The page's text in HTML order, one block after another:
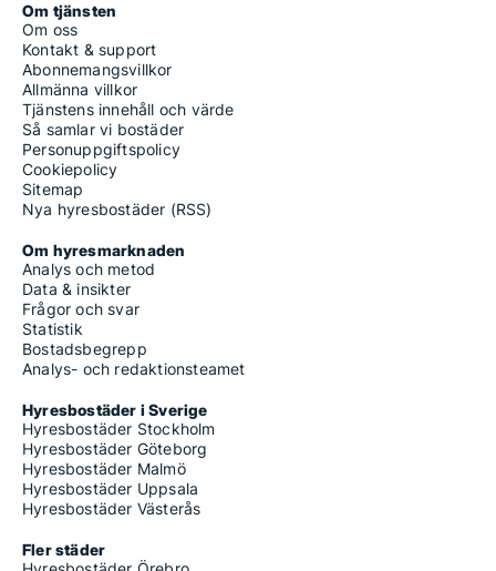
Om tjänsten
Om oss
Kontakt & support
Abonnemangsvillkor
Allmänna villkor
Tjänstens innehåll och värde
Så samlar vi bostäder
Personuppgiftspolicy
Cookiepolicy
Sitemap
Nya hyresbostäder (RSS)
Om hyresmarknaden
Analys och metod
Data & insikter
Frågor och svar
Statistik
Bostadsbegrepp
Analys- och redaktionsteamet
Hyresbostäder i Sverige
Hyresbostäder Stockholm
Hyresbostäder Göteborg
Hyresbostäder Malmö
Hyresbostäder Uppsala
Hyresbostäder Västerås
Fler städer